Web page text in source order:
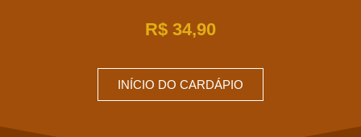
R$ 34,90
INÍCIO DO CARDÁPIO